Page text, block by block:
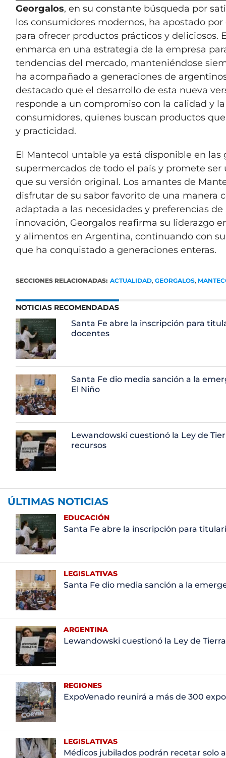
Georgalos, en su constante búsqueda por
los consumidores modernos, ha apostado
para ofrecer productos prácticos y deliciosos.
enmarca en una estrategia de la empresa
tendencias del mercado, manteniéndose
ha acompañado a generaciones de
destacado que el desarrollo de esta nueva
responde a un compromiso con la calidad y
consumidores, quienes buscan productos
y practicidad.
El Mantecol untable ya está disponible en las
supermercados de todo el país y promete
que su versión original. Los amantes de
disfrutar de su sabor favorito de una manera
adaptada a las necesidades y preferencias
innovación, Georgalos reafirma su liderazgo
y alimentos en Argentina, continuando con
que ha conquistado a generaciones enteras.
SECCIONES RELACIONADAS: ACTUALIDAD,GEORGALOS,
NOTICIAS RECOMENDADAS
Santa Fe abre la inscripción para
docentes
Santa Fe dio media sanción a la
El Niño
Lewandowski cuestionó la Ley de
recursos
ÚLTIMAS NOTICIAS
EDUCACIÓN
Santa Fe abre la inscripción para
LEGISLATIVAS
Santa Fe dio media sanción a la
ARGENTINA
Lewandowski cuestionó la Ley de
REGIONES
ExpoVenado reunirá a más de 300
LEGISLATIVAS
Médicos jubilados podrán recetar solo